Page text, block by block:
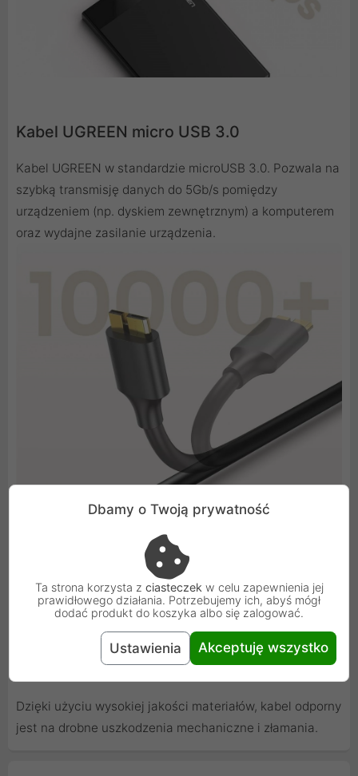
Kabel UGREEN micro USB 3.0
Kabel UGREEN w standardzie microUSB 3.0. Pozwala na
szybką transmisję danych do 5Gb/s pomiędzy
urządzeniem (np. dyskiem zewnętrznym) a komputerem
oraz wydajne zasilanie urządzenia.
Wysoka jakość wykonania
Dzięki użyciu wysokiej jakości materiałów, kabel odporny
jest na drobne uszkodzenia mechaniczne i złamania.
Dbamy o Twoją prywatność
Ta strona korzysta z ciasteczek w celu zapewnienia jej
prawidłowego działania. Potrzebujemy ich, abyś mógł
dodać produkt do koszyka albo się zalogować.
Ustawienia Akceptuję wszystko